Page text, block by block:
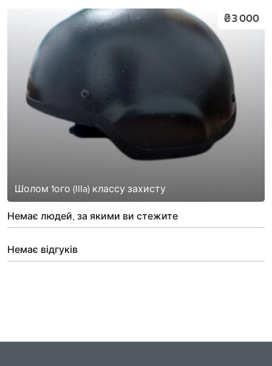
Шолом 1ого (IIIa) классу захисту
₴3 000
Немає людей, за якими ви стежите
Немає відгуків